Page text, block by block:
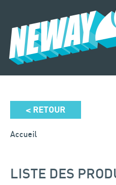
< RETOUR
Accueil
LISTE DES